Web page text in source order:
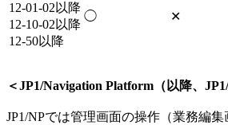
12-01-02以降
12-10-02以降
12-50以降
◯ ✕
＜JP1/Navigation Platform（以降、
JP1/NPでは管理画面の操作（業務編